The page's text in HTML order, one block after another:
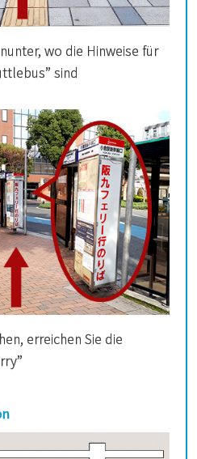
wo die Hinweise für
sind
erreichen Sie die